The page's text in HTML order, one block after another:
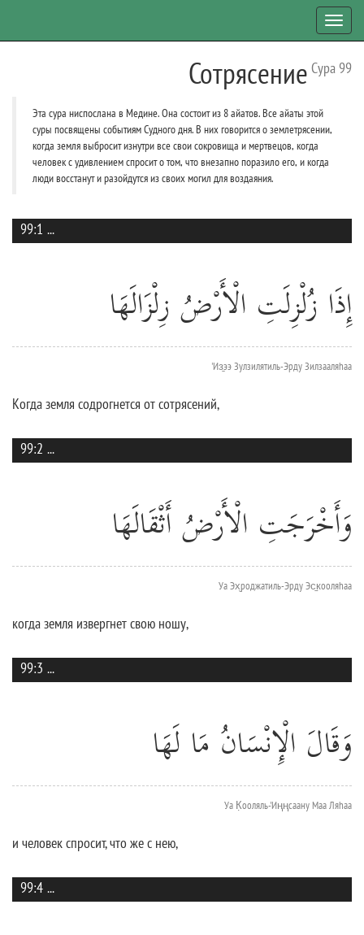
Сотрясение Сура 99
Эта сура ниспослана в Медине. Она состоит из 8 айатов. Все айаты этой
суры посвящены событиям Судного дня. В них говорится о землетрясении,
когда земля выбросит изнутри все свои сокровища и мертвецов, когда
человек с удивлением спросит о том, что внезапно поразило его, и когда
люди восстанут и разойдутся из своих могил для воздаяния.
99:1 ...
إِذَا زُلْزِلَتِ الْأَرْضُ زِلْزَالَهَا
'Из̱ээ Зулзилятиль-Эрду Зилзааляhаа
Когда земля содрогнется от сотрясений,
99:2 ...
وَأَخْرَجَتِ الْأَرْضُ أَثْقَالَهَا
Уа Эх̮роджатиль-Эрду Эс̱к̣ооляhаа
когда земля извергнет свою ношу,
99:3 ...
وَقَالَ الْإِنْسَانُ مَا لَهَا
Уа К̣ооляль-'Иңңсаану Маа Ляhаа
и человек спросит, что же с нею,
99:4 ...